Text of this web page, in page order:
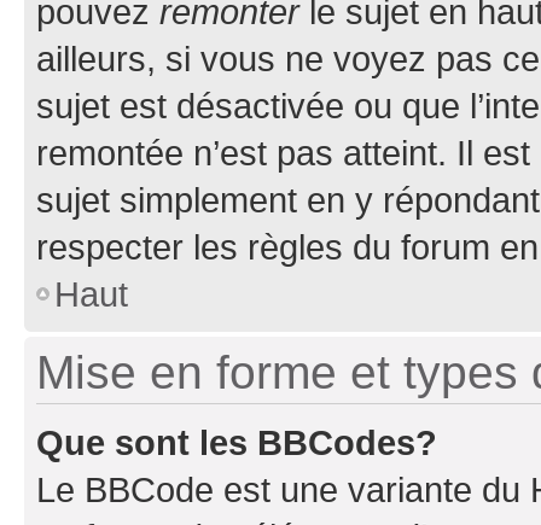
pouvez remonterle sujet en
ailleurs, si vous ne voyez pas
sujet est désactivée ou que
remontée n’est pas atteint. Il
sujet simplement en y
respecter les règles du forum
Haut
Mise en forme et types
Que sont les BBCodes?
Le BBCode est une variante du